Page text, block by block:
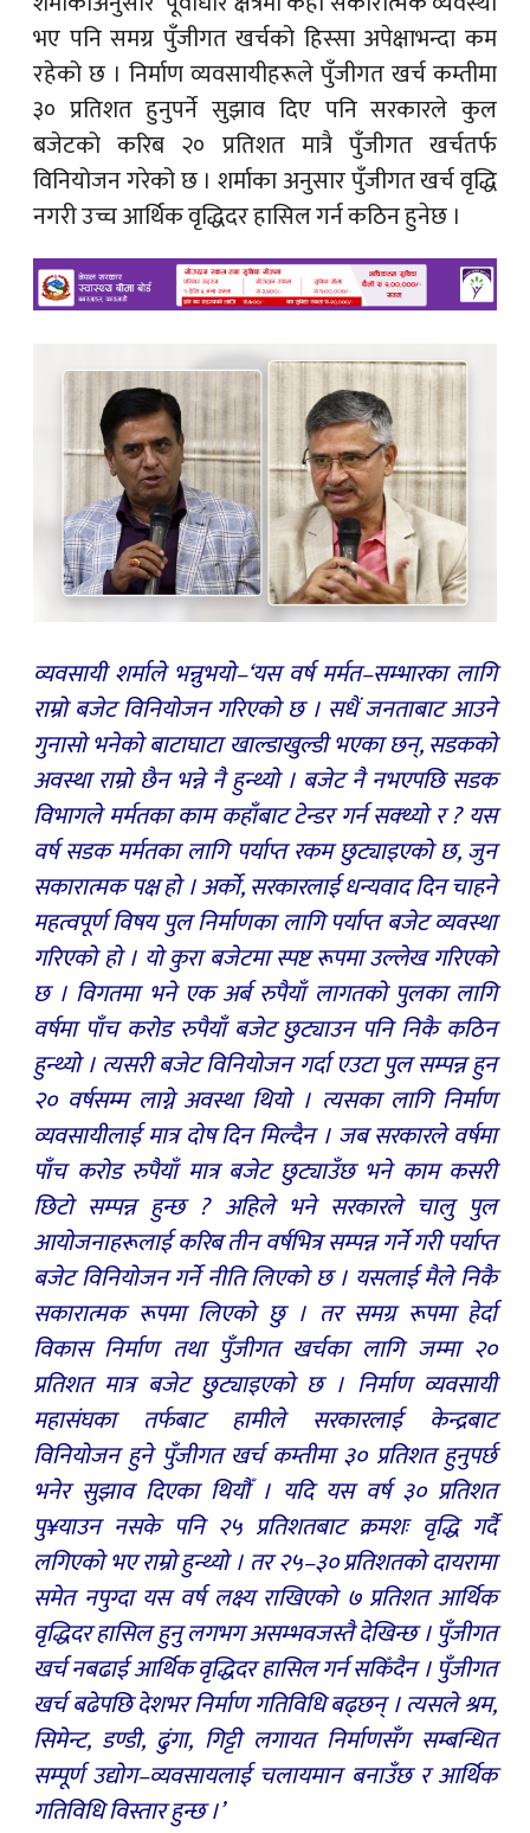
भए पनि समग्र पुँजीगत खर्चको हिस्सा अपेक्षाभन्दा कम
रहेको छ । निर्माण व्यवसायीहरूले पुँजीगत खर्च कम्तीमा
३० प्रतिशत हुनुपर्ने सुझाव दिए पनि सरकारले कुल
बजेटको करिब २० प्रतिशत मात्रै पुँजीगत खर्चतर्फ
विनियोजन गरेको छ । शर्माका अनुसार पुँजीगत खर्च वृद्धि
नगरी उच्च आर्थिक वृद्धिदर हासिल गर्न कठिन हुनेछ ।
व्यवसायी शर्माले भन्नुभयो–‘यस वर्ष मर्मत–सम्भारका लागि
राम्रो बजेट विनियोजन गरिएको छ । सधैं जनताबाट आउने
गुनासो भनेको बाटाघाटा खाल्डाखुल्डी भएका छन्, सडकको
अवस्था राम्रो छैन भन्ने नै हुन्थ्यो । बजेट नै नभएपछि सडक
विभागले मर्मतका काम कहाँबाट टेन्डर गर्न सक्थ्यो र ? यस
वर्ष सडक मर्मतका लागि पर्याप्त रकम छुट्याइएको छ, जुन
सकारात्मक पक्ष हो । अर्को, सरकारलाई धन्यवाद दिन चाहने
महत्वपूर्ण विषय पुल निर्माणका लागि पर्याप्त बजेट व्यवस्था
गरिएको हो । यो कुरा बजेटमा स्पष्ट रूपमा उल्लेख गरिएको
छ । विगतमा भने एक अर्ब रुपैयाँ लागतको पुलका लागि
वर्षमा पाँच करोड रुपैयाँ बजेट छुट्याउन पनि निकै कठिन
हुन्थ्यो । त्यसरी बजेट विनियोजन गर्दा एउटा पुल सम्पन्न हुन
२० वर्षसम्म लाग्ने अवस्था थियो । त्यसका लागि निर्माण
व्यवसायीलाई मात्र दोष दिन मिल्दैन । जब सरकारले वर्षमा
पाँच करोड रुपैयाँ मात्र बजेट छुट्याउँछ भने काम कसरी
छिटो सम्पन्न हुन्छ ? अहिले भने सरकारले चालु पुल
आयोजनाहरूलाई करिब तीन वर्षभित्र सम्पन्न गर्ने गरी पर्याप्त
बजेट विनियोजन गर्ने नीति लिएको छ । यसलाई मैले निकै
सकारात्मक रूपमा लिएको छु । तर समग्र रूपमा हेर्दा
विकास निर्माण तथा पुँजीगत खर्चका लागि जम्मा २०
प्रतिशत मात्र बजेट छुट्याइएको छ । निर्माण व्यवसायी
महासंघका तर्फबाट हामीले सरकारलाई केन्द्रबाट
विनियोजन हुने पुँजीगत खर्च कम्तीमा ३० प्रतिशत हुनुपर्छ
भनेर सुझाव दिएका थियौँ । यदि यस वर्ष ३० प्रतिशत
पु¥याउन नसके पनि २५ प्रतिशतबाट क्रमशः वृद्धि गर्दै
लगिएको भए राम्रो हुन्थ्यो । तर २५–३० प्रतिशतको दायरामा
समेत नपुग्दा यस वर्ष लक्ष्य राखिएको ७ प्रतिशत आर्थिक
वृद्धिदर हासिल हुनु लगभग असम्भवजस्तै देखिन्छ । पुँजीगत
खर्च नबढाई आर्थिक वृद्धिदर हासिल गर्न सकिँदैन । पुँजीगत
खर्च बढेपछि देशभर निर्माण गतिविधि बढ्छन् । त्यसले श्रम,
सिमेन्ट, डण्डी, ढुंगा, गिट्टी लगायत निर्माणसँग सम्बन्धित
सम्पूर्ण उद्योग–व्यवसायलाई चलायमान बनाउँछ र आर्थिक
गतिविधि विस्तार हुन्छ ।’